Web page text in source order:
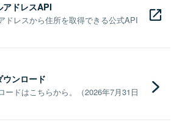
アドレスAPI
ドレスから住所を取得できる公式API
ンロード
ードはこちらから。（2026年7月31日